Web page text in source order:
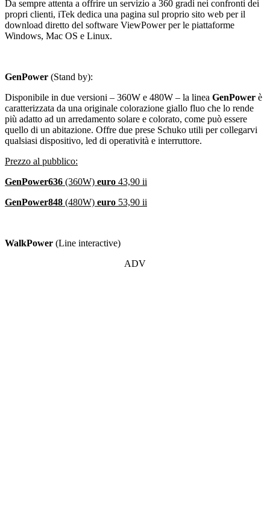
Da sempre attenta a offrire un servizio a 360 gradi nei confronti dei
propri clienti, iTek dedica una pagina sul proprio sito web per il
download diretto del software ViewPower per le piattaforme
Windows, Mac OS e Linux.
GenPower (Stand by):
Disponibile in due versioni – 360W e 480W – la linea GenPower è
caratterizzata da una originale colorazione giallo fluo che lo rende
più adatto ad un arredamento solare e colorato, come può essere
quello di un abitazione. Offre due prese Schuko utili per collegarvi
qualsiasi dispositivo, led di operatività e interruttore.
Prezzo al pubblico:
GenPower636 (360W) euro 43,90 ii
GenPower848 (480W) euro 53,90 ii
WalkPower (Line interactive)
ADV